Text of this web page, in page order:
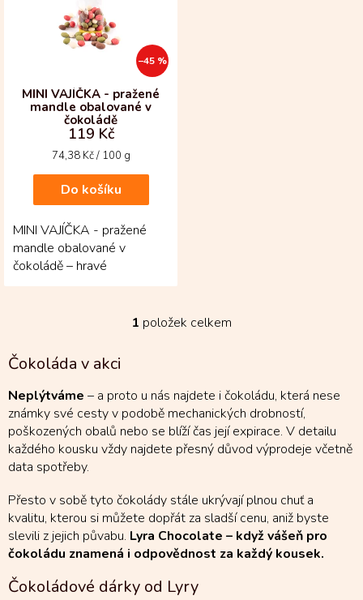
–45 %
MINI VAJÍČKA - pražené
mandle obalované v
čokoládě
119 Kč
Měrná
74,38 Kč / 100 g
Do košíku
MINI VAJÍČKA - pražené
mandle obalované v
čokoládě – hravé
velikonoční mlsání, které
O
d
a
c
í
p
k
y
v
ý
p
s
1 položek celkem
Čokoláda v akci
Neplýtváme – a proto u nás najdete i čokoládu, která nese
známky své cesty v podobě mechanických drobností,
poškozených obalů nebo se blíží čas její expirace. V detailu
každého kousku vždy najdete přesný důvod výprodeje včetně
data spotřeby.
Přesto v sobě tyto čokolády stále ukrývají plnou chuť a
kvalitu, kterou si můžete dopřát za sladší cenu, aniž byste
slevili z jejich půvabu. Lyra Chocolate – když vášeň pro
čokoládu znamená i odpovědnost za každý kousek.
Čokoládové dárky od Lyry